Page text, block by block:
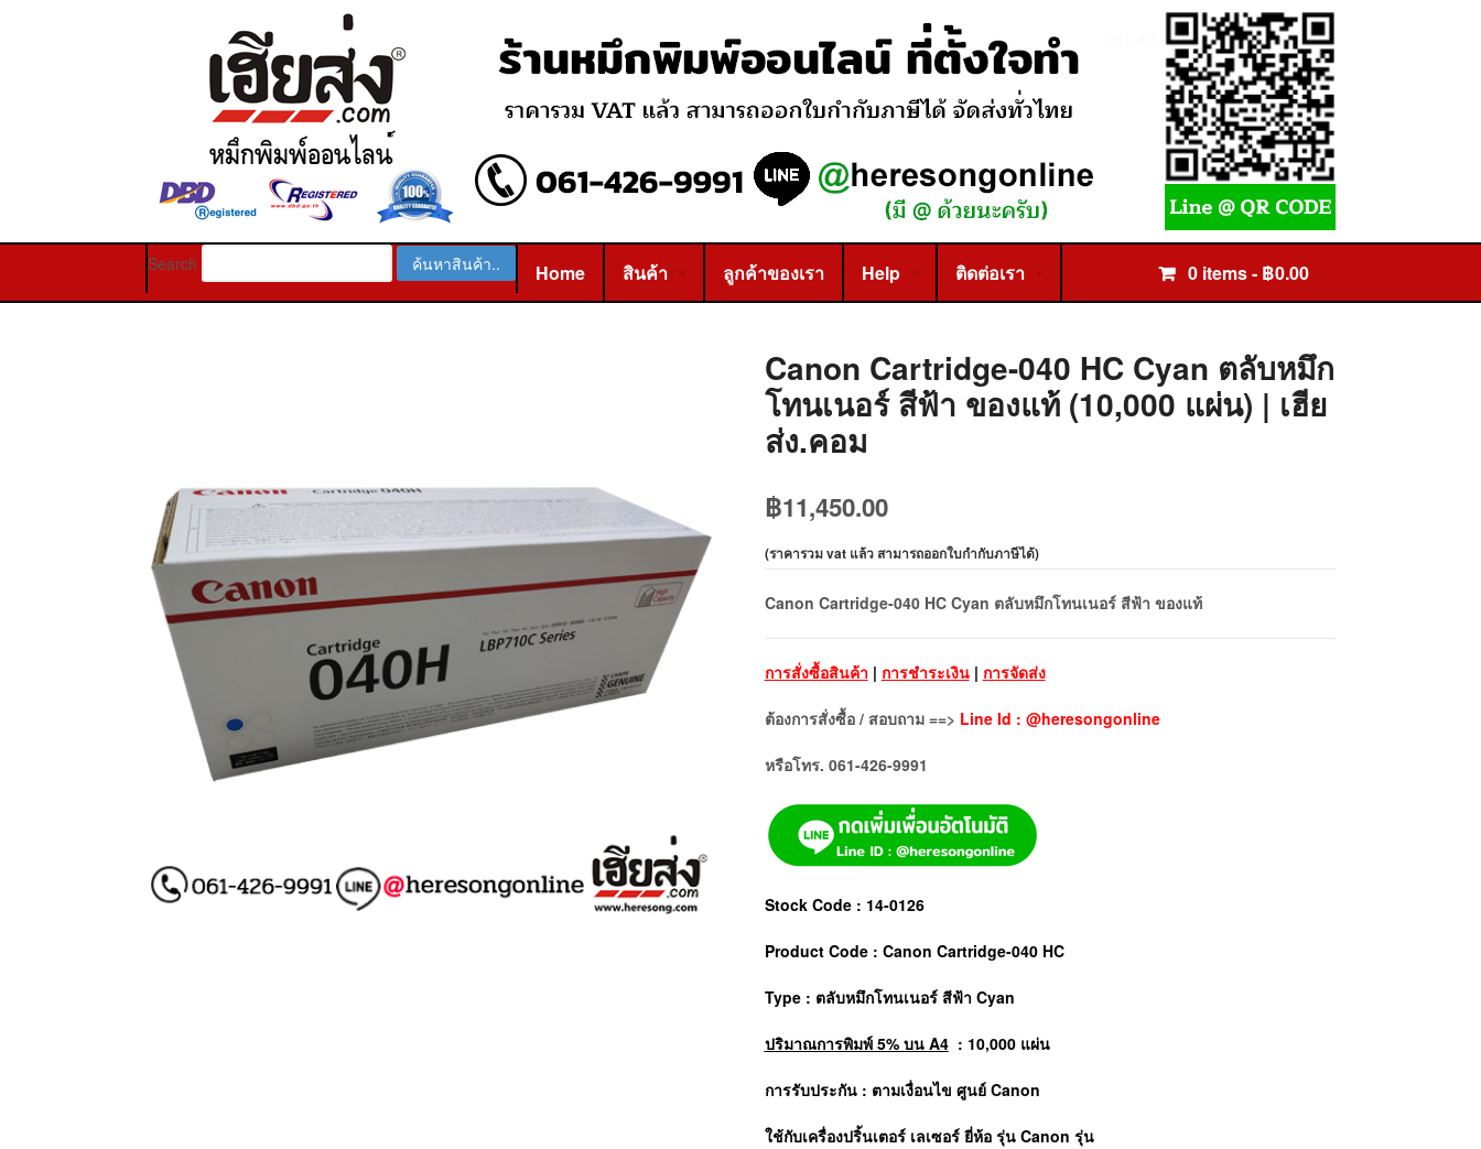
Search Home สินค้า ลูกค้าของเรา Help ติดต่อเรา 0 items - ฿0.00
Canon Cartridge-040 HC Cyan ตลับหมึก
โทนเนอร์ สีฟ้า ของแท้ (10,000 แผ่น) | เฮีย
ส่ง.คอม
฿11,450.00
(ราคารวม vat แล้ว สามารถออกใบกำกับภาษีได้)
Canon Cartridge-040 HC Cyan ตลับหมึกโทนเนอร์ สีฟ้า ของแท้
การสั่งซื้อสินค้า | การชำระเงิน| การจัดส่ง
ต้องการสั่งซื้อ / สอบถาม ==> Line Id : @heresongonline
หรือโทร. 061-426-9991
Stock Code : 14-0126
Product Code : Canon Cartridge-040 HC
Type : ตลับหมึกโทนเนอร์ สีฟ้า Cyan
ปริมาณการพิมพ์ 5% บน A4: 10,000 แผ่น
การรับประกัน : ตามเงื่อนไข ศูนย์ Canon
ใช้กับเครื่องปริ้นเตอร์ เลเซอร์ ยี่ห้อ รุ่น Canon รุ่น